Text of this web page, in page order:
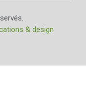
& design